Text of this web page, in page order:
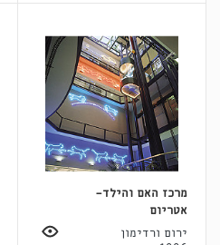
מרכז האם והילד-
אטריום
ירום ורדימון